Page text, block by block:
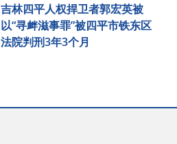
吉林四平人权捍卫者郭宏英被
以“寻衅滋事罪”被四平市铁东区
法院判刑3年3个月